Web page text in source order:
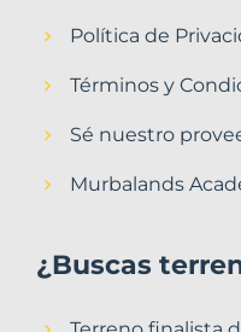
Política de
Términos y
Sé nuestro
Murbalands
¿Buscas